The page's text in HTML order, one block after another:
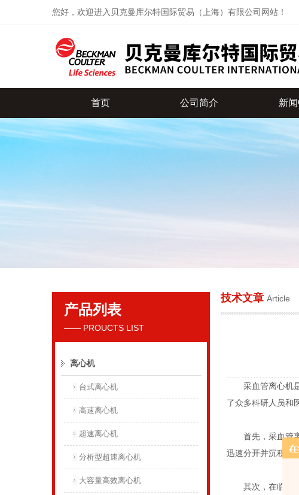
您好，欢迎进入贝克曼库尔特国际贸易（上海）有限公司网站！
贝克曼库尔特国际贸易（上海）有限公司
首页 公司简介 新
产品列表
—— PROUCTS LIST
离心机
台式离心机
高速离心机
超速离心机
分析型超速离心机
大容量高效离心机
技术文章 Article
采血管离心机是
了众多科研人员和
首先，采血管离
迅速分开并沉积在
其次，在临床诊